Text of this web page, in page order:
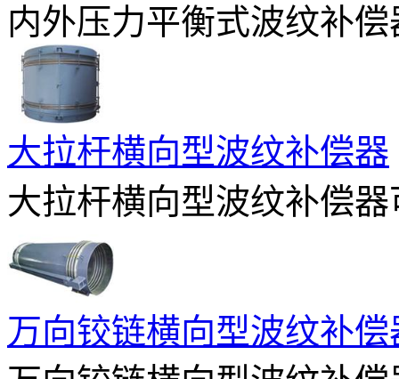
内外压力平衡式波纹补
大拉杆横向型波纹补偿器
大拉杆横向型波纹补偿
万向铰链横向型波纹补偿